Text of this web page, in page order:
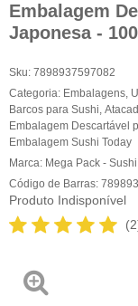
Embalagem
Japonesa -
Sku: 7898937597082
Categoria: Embalagens
Barcos para Sushi
Embalagem Descartável
Embalagem Sushi Today
Marca: Mega Pack -
Código de Barras:
Produto Indisponível